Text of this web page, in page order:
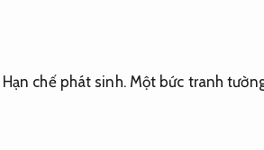
Hạn chế phát sinh.Một bức tranh